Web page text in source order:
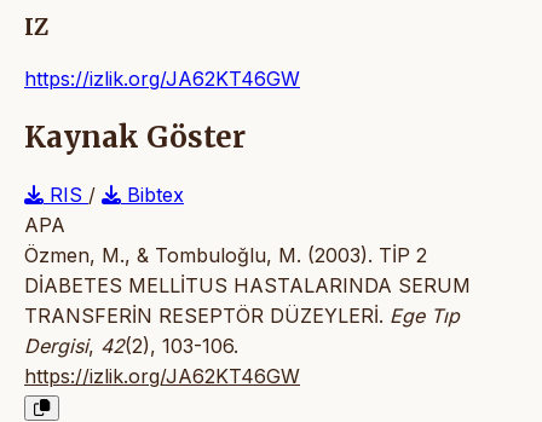
IZ
https://izlik.org/JA62KT46GW
Kaynak Göster
RIS /
Bibtex
APA
Özmen, M., & Tombuloğlu, M. (2003). TİP 2
DİABETES MELLİTUS HASTALARINDA SERUM
TRANSFERİN RESEPTÖR DÜZEYLERİ. Ege Tıp
Dergisi, 42(2), 103-106.
https://izlik.org/JA62KT46GW